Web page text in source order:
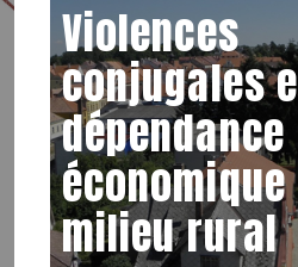
Violences
conjugales
dépendance
économique
milieu rural